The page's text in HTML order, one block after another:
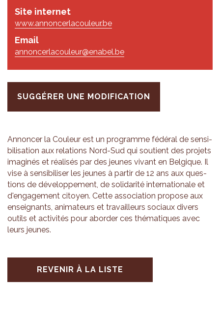
Site internet
www.annoncerlacouleur.be
Email
annoncerlacouleur@enabel.be
SUGGÉRER UNE MODIFICATION
Annon­cer la Cou­leur est un pro­gramme fédé­ral de sen­si­
bi­li­sa­tion aux rela­tions Nord-Sud qui sou­tient des pro­jets
ima­gi­nés et réa­li­sés par des jeunes vivant en Bel­gique. Il
vise à sen­si­bi­li­ser les jeunes à par­tir de 12 ans aux ques­
tions de déve­lop­pe­ment, de soli­da­rité inter­na­tio­nale et
d'en­ga­ge­ment citoyen. Cette asso­cia­tion pro­pose aux
ensei­gnants, ani­ma­teurs et tra­vailleurs sociaux divers
outils et acti­vi­tés pour abor­der ces thé­ma­tiques avec
leurs jeunes.
REVENIR À LA LISTE